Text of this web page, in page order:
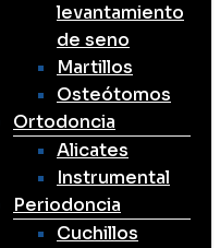
levantamiento
de seno
Martillos
Osteótomos
Ortodoncia
Alicates
Instrumental
Periodoncia
Cuchillos